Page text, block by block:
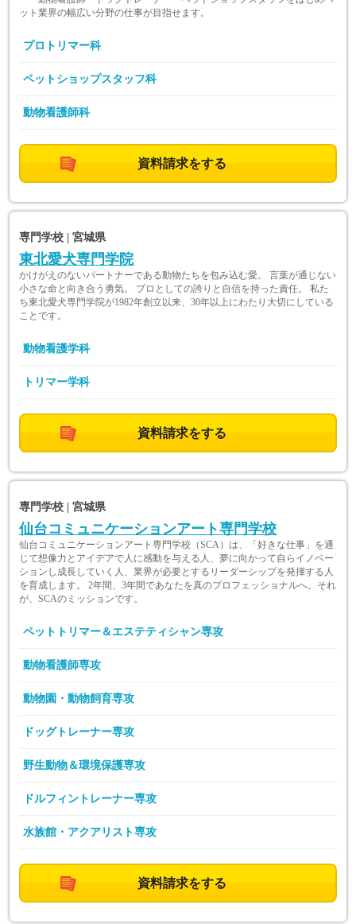
ット業界の幅広い分野の仕事が目指せます。
プロトリマー科
ペットショップスタッフ科
動物看護師科
資料請求をする
専門学校 | 宮城県
東北愛犬専門学院
かけがえのないパートナーである動物たちを包み込む愛。 言葉が通じない
小さな命と向き合う勇気。 プロとしての誇りと自信を持った責任。 私た
ち東北愛犬専門学院が1982年創立以来、30年以上にわたり大切にしている
ことです。
動物看護学科
トリマー学科
資料請求をする
専門学校 | 宮城県
仙台コミュニケーションアート専門学校
仙台コミュニケーションアート専門学校（SCA）は、「好きな仕事」を通
じて想像力とアイデアで人に感動を与える人、夢に向かって自らイノベー
ションし成長していく人、業界が必要とするリーダーシップを発揮する人
を育成します。 2年間、3年間であなたを真のプロフェッショナルへ。それ
が、SCAのミッションです。
ペットトリマー＆エステティシャン専攻
動物看護師専攻
動物園・動物飼育専攻
ドッグトレーナー専攻
野生動物＆環境保護専攻
ドルフィントレーナー専攻
水族館・アクアリスト専攻
資料請求をする